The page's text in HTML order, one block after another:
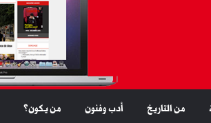
من التاريخ أدب وفنون من يكون؟